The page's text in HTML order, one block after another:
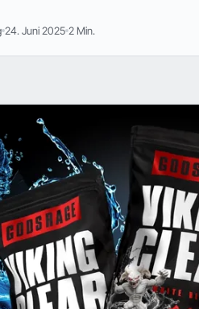
24. Juni 2025 2 Min.